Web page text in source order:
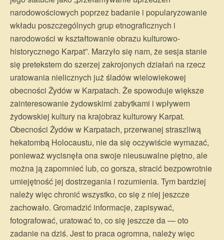
narodowościowych poprzez badanie i popularyzowanie
wkładu poszczególnych grup etnograficznych i
narodowości w kształtowanie obrazu kulturowo-
historycznego Karpat”. Marzyło się nam, że sesja stanie
się pretekstem do szerzej zakrojonych działań na rzecz
uratowania nielicznych już śladów wielowiekowej
obecności Żydów w Karpatach. Że spowoduje większe
zainteresowanie żydowskimi zabytkami i wpływem
żydowskiej kultury na krajobraz kulturowy Karpat.
Obecności Żydów w Karpatach, przerwanej straszliwą
hekatombą Holocaustu, nie da się oczywiście wymazać,
ponieważ wycisnęła ona swoje nieusuwalne piętno, ale
można ją zapomnieć lub, co gorsza, stracić bezpowrotnie
umiejętność jej dostrzegania i rozumienia. Tym bardziej
należy więc chronić wszystko, co się z niej jeszcze
zachowało. Gromadzić informacje, zapisywać,
fotografować, uratować to, co się jeszcze da — oto
zadanie na dziś. Jest to praca ogromna, należy więc